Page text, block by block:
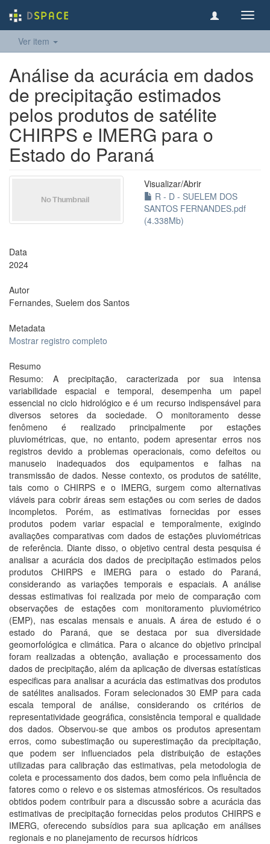
Ver item
Análise da acurácia em dados
de precipitação estimados
pelos produtos de satélite
CHIRPS e IMERG para o
Estado do Paraná
Visualizar/Abrir
R - D - SUELEM DOS
SANTOS FERNANDES.pdf
(4.338Mb)
Data
2024
Autor
Fernandes, Suelem dos Santos
Metadata
Mostrar registro completo
Resumo
Resumo: A precipitação, caracterizada por sua intensa
variabilidade espacial e temporal, desempenha um papel
essencial no ciclo hidrológico e é um recurso indispensável para
diversos setores da sociedade. O monitoramento desse
fenômeno é realizado principalmente por estações
pluviométricas, que, no entanto, podem apresentar erros nos
registros devido a problemas operacionais, como defeitos ou
manuseio inadequados dos equipamentos e falhas na
transmissão de dados. Nesse contexto, os produtos de satélite,
tais como o CHIRPS e o IMERG, surgem como alternativas
viáveis para cobrir áreas sem estações ou com series de dados
incompletos. Porém, as estimativas fornecidas por esses
produtos podem variar espacial e temporalmente, exigindo
avaliações comparativas com dados de estações pluviométricas
de referência. Diante disso, o objetivo central desta pesquisa é
analisar a acurácia dos dados de precipitação estimados pelos
produtos CHIRPS e IMERG para o estado do Paraná,
considerando as variações temporais e espaciais. A análise
dessas estimativas foi realizada por meio de comparação com
observações de estações com monitoramento pluviométrico
(EMP), nas escalas mensais e anuais. A área de estudo é o
estado do Paraná, que se destaca por sua diversidade
geomorfológica e climática. Para o alcance do objetivo principal
foram realizadas a obtenção, avaliação e processamento dos
dados de precipitação, além da aplicação de diversas estatísticas
especificas para analisar a acurácia das estimativas dos produtos
de satélites analisados. Foram selecionados 30 EMP para cada
escala temporal de análise, considerando os critérios de
representatividade geográfica, consistência temporal e qualidade
dos dados. Observou-se que ambos os produtos apresentam
erros, como subestimação ou superestimação da precipitação,
que podem ser influenciados pela distribuição de estações
utilizadas para calibração das estimativas, pela metodologia de
coleta e processamento dos dados, bem como pela influência de
fatores como o relevo e os sistemas atmosféricos. Os resultados
obtidos podem contribuir para a discussão sobre a acurácia das
estimativas de precipitação fornecidas pelos produtos CHIRPS e
IMERG, oferecendo subsídios para sua aplicação em análises
regionais e no planejamento de recursos hídricos